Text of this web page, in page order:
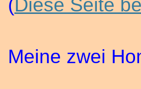
(Diese Seite
Meine zwei